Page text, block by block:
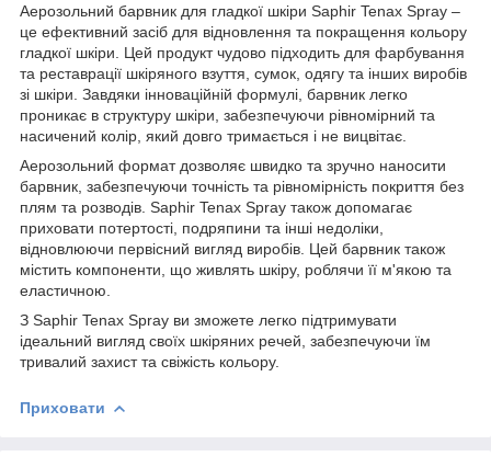
Аерозольний барвник для гладкої шкіри Saphir Tenax Spray –
це ефективний засіб для відновлення та покращення кольору
гладкої шкіри. Цей продукт чудово підходить для фарбування
та реставрації шкіряного взуття, сумок, одягу та інших виробів
зі шкіри. Завдяки інноваційній формулі, барвник легко
проникає в структуру шкіри, забезпечуючи рівномірний та
насичений колір, який довго тримається і не вицвітає.
Аерозольний формат дозволяє швидко та зручно наносити
барвник, забезпечуючи точність та рівномірність покриття без
плям та розводів. Saphir Tenax Spray також допомагає
приховати потертості, подряпини та інші недоліки,
відновлюючи первісний вигляд виробів. Цей барвник також
містить компоненти, що живлять шкіру, роблячи її м'якою та
еластичною.
З Saphir Tenax Spray ви зможете легко підтримувати
ідеальний вигляд своїх шкіряних речей, забезпечуючи їм
тривалий захист та свіжість кольору.
Приховати